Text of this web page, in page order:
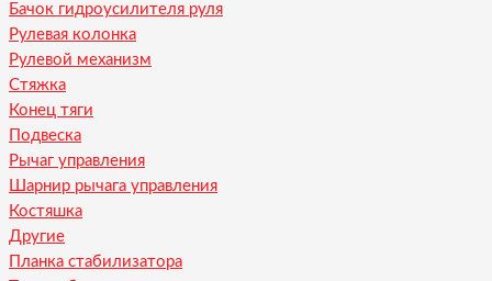
Бачок гидроусилителя руля
Рулевая колонка
Рулевой механизм
Стяжка
Конец тяги
Подвеска
Рычаг управления
Шарнир рычага управления
Костяшка
Другие
Планка стабилизатора